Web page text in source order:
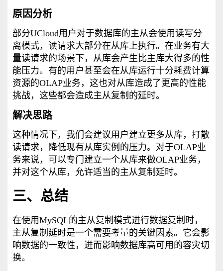
原因分析
部分UCloud用户对于数据库的主从会使用读写分
离模式，读请求大部分在从库上执行。在业务有大
量读请求的场景下，从库会产生比主库大得多的性
能压力。有的用户甚至会在从库运行十分耗费计算
资源的OLAP业务，这也对从库造成了更高的性能
挑战，这些都会造成主从复制的延时。
解决思路
这种情况下，我们会建议用户建立更多从库，打散
读请求，降低现有从库实例的压力。对于OLAP业
务来说，可以专门建立一个从库来做OLAP业务，
并对这个从库，允许适当的主从复制延时。
三、总结
在使用MySQL的主从复制模式进行数据复制时，
主从复制延时是一个需要考量的关键因素。它会影
响数据的一致性，进而影响数据库高可用的容灾切
换。